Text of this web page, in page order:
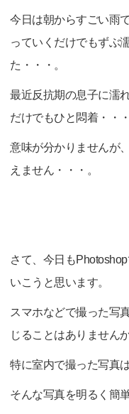
今日は朝からすごい雨
っていくだけでもずぶ
た・・・。
最近反抗期の息子に濡
だけでもひと悶着・・・
意味が分かりませんが
えません・・・。
さて、今日も
いこうと思います。
スマホなどで撮った写
じることはありません
特に室内で撮った写真
そんな写真を明るく簡